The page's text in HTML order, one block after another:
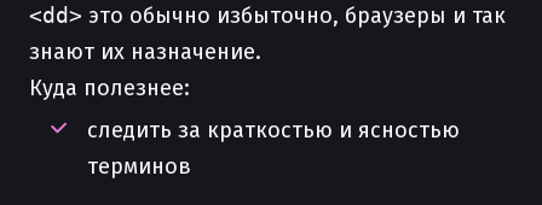
<dd> это обычно избыточно, браузеры и так
знают их назначение.
Куда полезнее:
следить за краткостью и ясностью
терминов